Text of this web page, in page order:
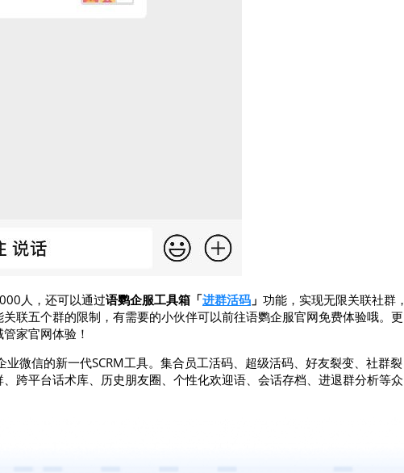
人，还可以通过语鹦企服工具箱「进群活码 」 功能，实现无限关联社群，
联五个群的限制，有需要的小伙伴可以前往语鹦企服官网免费体验哦。更
家官网体验！
业微信的新一代SCRM工具。集合员工活码、超级活码、好友裂变、社群裂
跨平台话术库、历史朋友圈、个性化欢迎语、会话存档、进退群分析等众